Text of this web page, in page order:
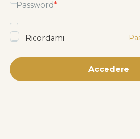
Password*
Ricordami